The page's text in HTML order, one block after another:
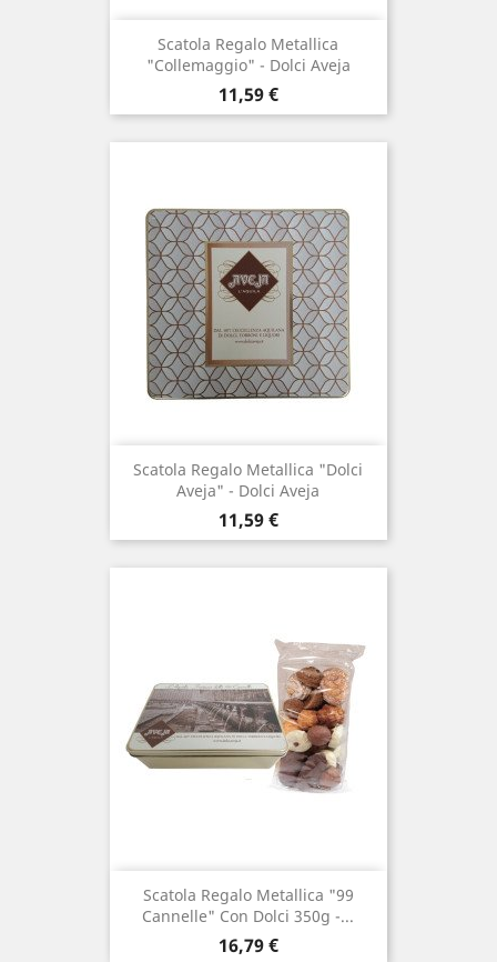
Scatola Regalo Metallica
"Collemaggio" - Dolci Aveja
Prezzo
11,59 €
Scatola Regalo Metallica "Dolci
Aveja" - Dolci Aveja
Prezzo
11,59 €
Scatola Regalo Metallica "99
Cannelle" Con Dolci 350g -...
Prezzo
16,79 €